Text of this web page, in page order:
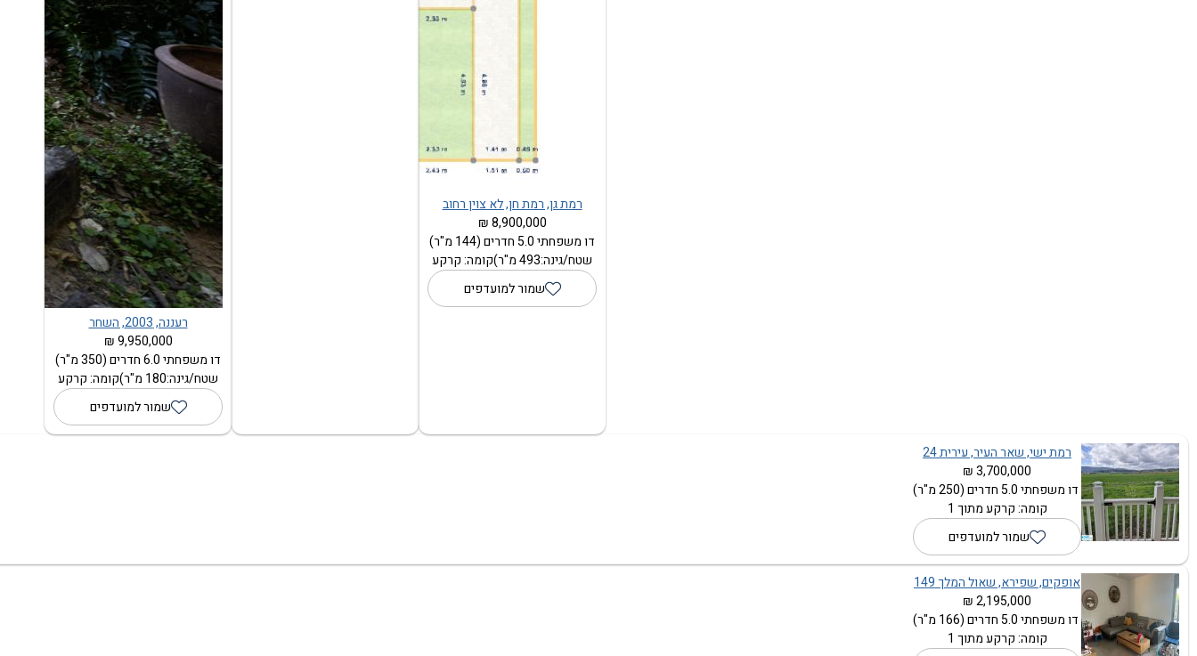
רמת גן, רמת חן, לא צוין רחוב
8,900,000 ₪
דו משפחתי 5.0 חדרים (144 מ"ר)
שטח/גינה:493 מ"ר)קומה: קרקע
שמור למועדפים
רעננה, 2003, השחר
9,950,000 ₪
דו משפחתי 6.0 חדרים (350 מ"ר)
שטח/גינה:180 מ"ר)קומה: קרקע
שמור למועדפים
רמת ישי, שאר העיר, עירית 24
3,700,000 ₪
דו משפחתי 5.0 חדרים (250 מ"ר)
קומה: קרקע מתוך 1
שמור למועדפים
אופקים, שפירא, שאול המלך 149
2,195,000 ₪
דו משפחתי 5.0 חדרים (166 מ"ר)
קומה: קרקע מתוך 1